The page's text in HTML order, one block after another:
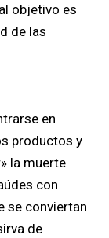
objetivo es
de las
en
productos y
la muerte
con
se conviertan
de